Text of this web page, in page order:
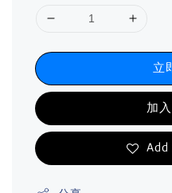
立
加